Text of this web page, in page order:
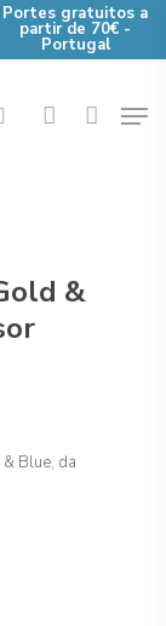
Portes gratuitos a
partir de 70€ -
Portugal
searchaccount
&
Blue, da